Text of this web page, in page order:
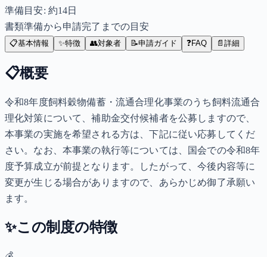
準備目安: 約14日
書類準備から申請完了までの目安
📋基本情報 ✨特徴 👥対象者 📝申請ガイド ❓FAQ 📄 詳細
📋概要
令和8年度飼料穀物備蓄・流通合理化事業のうち飼料流通合
理化対策について、補助金交付候補者を公募しますので、
本事業の実施を希望される方は、下記に従い応募してくだ
さい。なお、本事業の執行等については、国会での令和8年
度予算成立が前提となります。したがって、今後内容等に
変更が生じる場合がありますので、あらかじめ御了承願い
ます。
✨この制度の特徴